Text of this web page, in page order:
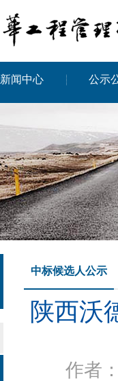
新闻中心 公示
中标候选人公示
陕西沃
作者